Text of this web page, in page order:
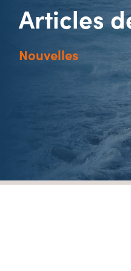
Articles
Nouvelles